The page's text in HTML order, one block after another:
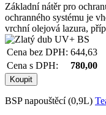
Základní nátěr pro
ochranného systému je
vrchní olejová lazura,
Cena bez DPH: 644,63
Cena s DPH:
780,00
BSP napouštěcí (0,9L)